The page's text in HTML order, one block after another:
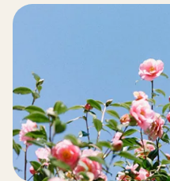
Prévoyance
Monument funéraire
Livraison de fleurs